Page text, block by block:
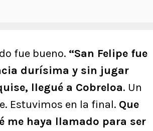
fue bueno. “San Felipe fue
durísima y sin jugar
llegué a Cobreloa. Un
Estuvimos en la final. Que
me haya llamado para ser